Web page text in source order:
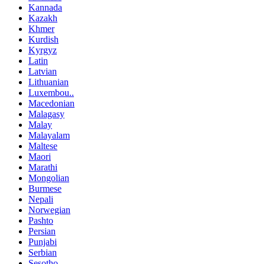
Kannada
Kazakh
Khmer
Kurdish
Kyrgyz
Latin
Latvian
Lithuanian
Luxembou..
Macedonian
Malagasy
Malay
Malayalam
Maltese
Maori
Marathi
Mongolian
Burmese
Nepali
Norwegian
Pashto
Persian
Punjabi
Serbian